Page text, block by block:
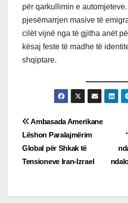
për qarkullimin e
pjesëmarrjen masive të
cilët vijnë nga të gjitha anët
kësaj feste të madhe të
shqiptare.
Post
navigation
Ambasada Amerikane
Lëshon Paralajmërim
Global për Shkak të
Tensioneve Iran-Izrael